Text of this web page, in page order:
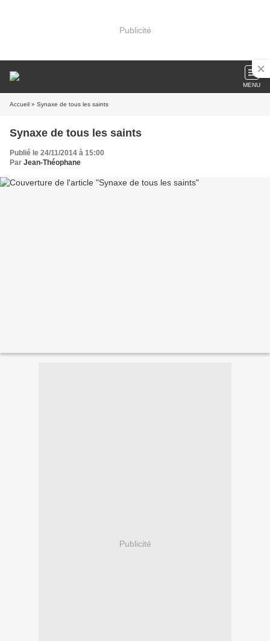
Publicité
MENU
Accueil » Synaxe de tous les saints
Synaxe de tous les saints
Publié le 24/11/2014 à 15:00
Par Jean-Théophane
Publicité